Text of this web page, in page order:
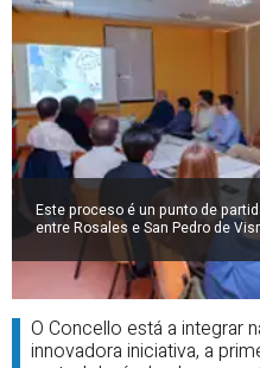
Este proceso é un punto de
entre Rosales e San Pedro de
O Concello está a integrar
innovadora iniciativa, a